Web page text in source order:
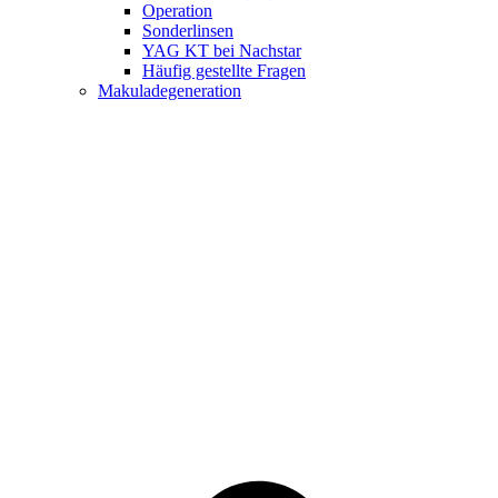
Operation
Sonderlinsen
YAG KT bei Nachstar
Häufig gestellte Fragen
Makuladegeneration